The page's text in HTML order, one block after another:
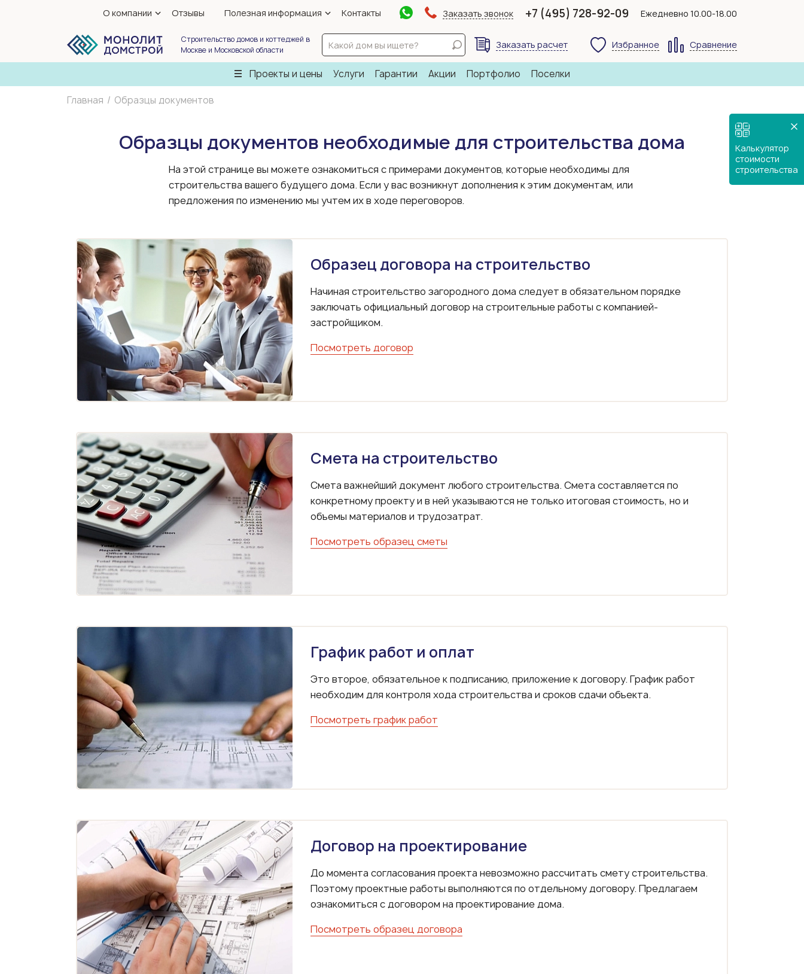
Калькулятор
стоимости
строительства
О компании Отзывы Полезная информация Контакты Заказать звонок +7 (495) 728-92-09 Ежедневно 10.00-18.00
Строительство домов и коттеджей в
Москве и Московской области
Заказать расчет Избранное Сравнение
Проекты и цены Услуги Гарантии Акции Портфолио Поселки
Главная Образцы документов
Образцы документов необходимые для строительства дома
На этой странице вы можете ознакомиться с примерами документов, которые необходимы для
строительства вашего будущего дома. Если у вас возникнут дополнения к этим документам, или
предложения по изменению мы учтем их в ходе переговоров.
Образец договора на строительство
Начиная строительство загородного дома следует в обязательном порядке
заключать официальный договор на строительные работы с компанией-
застройщиком.
Посмотреть договор
Смета на строительство
Смета важнейший документ любого строительства. Смета составляется по
конкретному проекту и в ней указываются не только итоговая стоимость, но и
объемы материалов и трудозатрат.
Посмотреть образец сметы
График работ и оплат
Это второе, обязательное к подписанию, приложение к договору. График работ
необходим для контроля хода строительства и сроков сдачи объекта.
Посмотреть график работ
Договор на проектирование
До момента согласования проекта невозможно рассчитать смету строительства.
Поэтому проектные работы выполняются по отдельному договору. Предлагаем
ознакомиться с договором на проектирование дома.
Посмотреть образец договора